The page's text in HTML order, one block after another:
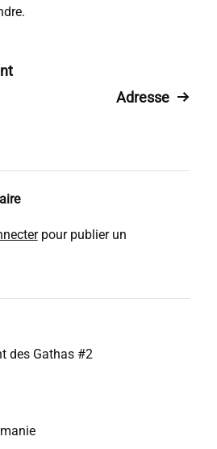
Adresse
pour publier un
des Gathas #2